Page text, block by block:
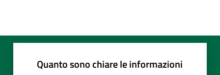
Quanto sono chiare le informazioni